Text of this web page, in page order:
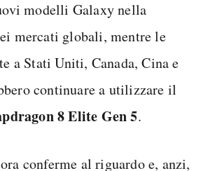
modelli Galaxy nella
mercati globali, mentre le
a Stati Uniti, Canada, Cina e
continuare a utilizzare il
8 Elite Gen 5.
conferme al riguardo e, anzi,